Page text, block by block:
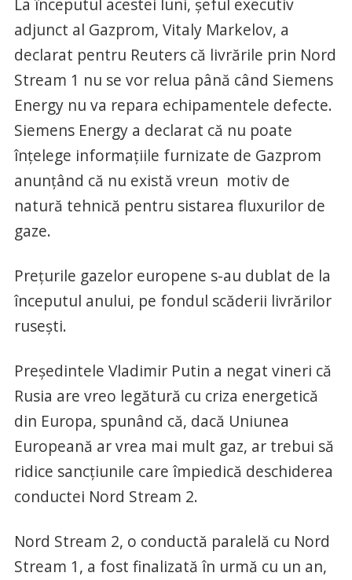
La începutul acestei luni, șeful executiv
adjunct al Gazprom, Vitaly Markelov, a
declarat pentru Reuters că livrările prin Nord
Stream 1 nu se vor relua până când Siemens
Energy nu va repara echipamentele defecte.
Siemens Energy a declarat că nu poate
înțelege informațiile furnizate de Gazprom
anunțând că nu există vreun motiv de
natură tehnică pentru sistarea fluxurilor de
gaze.
Prețurile gazelor europene s-au dublat de la
începutul anului, pe fondul scăderii livrărilor
rusești.
Președintele Vladimir Putin a negat vineri că
Rusia are vreo legătură cu criza energetică
din Europa, spunând că, dacă Uniunea
Europeană ar vrea mai mult gaz, ar trebui să
ridice sancțiunile care împiedică deschiderea
conductei Nord Stream 2.
Nord Stream 2, o conductă paralelă cu Nord
Stream 1, a fost finalizată în urmă cu un an,